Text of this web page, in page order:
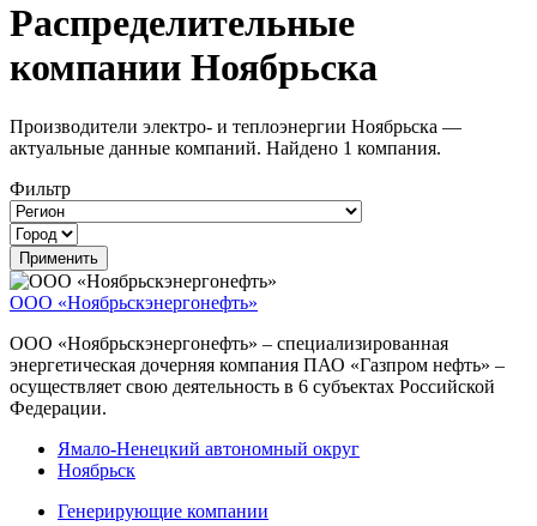
Распределительные
компании Ноябрьска
Производители электро- и теплоэнергии Ноябрьска —
актуальные данные компаний. Найдено 1 компания.
Фильтр
ООО «Ноябрьскэнергонефть»
ООО «Ноябрьскэнергонефть» – специализированная
энергетическая дочерняя компания ПАО «Газпром нефть» –
осуществляет свою деятельность в 6 субъектах Российской
Федерации.
Ямало-Ненецкий автономный округ
Ноябрьск
Генерирующие компании